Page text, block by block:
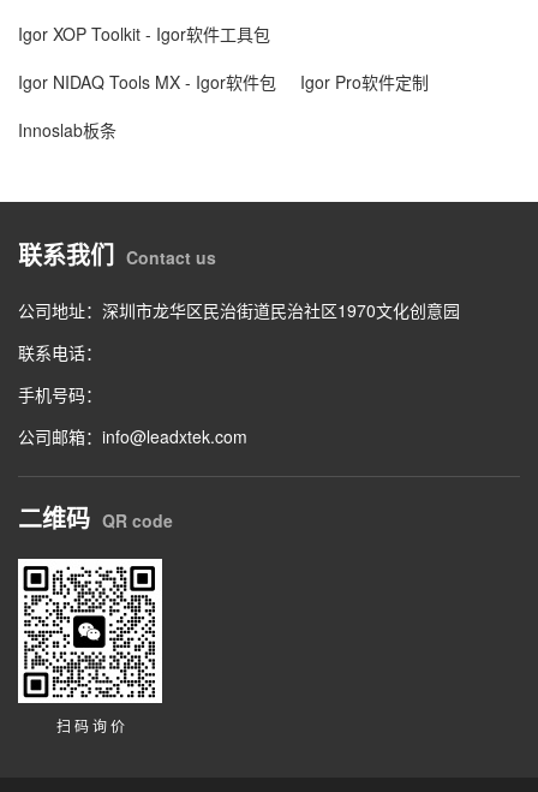
Igor XOP Toolkit - Igor软件工具包
Igor NIDAQ Tools MX - Igor软件包
Igor Pro软件定制
Innoslab板条
联系我们 Contact us
公司地址：深圳市龙华区民治街道民治社区1970文化创意园
联系电话：
手机号码：
公司邮箱：info@leadxtek.com
二维码 QR code
扫 码 询 价